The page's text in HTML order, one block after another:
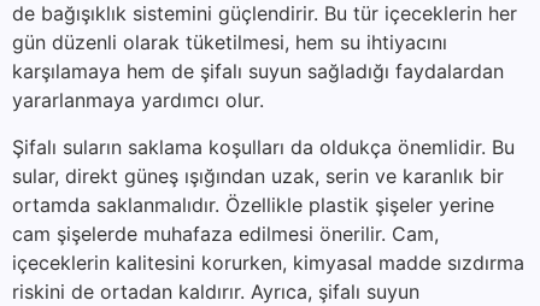
de bağışıklık sistemini güçlendirir. Bu tür içeceklerin her
gün düzenli olarak tüketilmesi, hem su ihtiyacını
karşılamaya hem de şifalı suyun sağladığı faydalardan
yararlanmaya yardımcı olur.
Şifalı suların saklama koşulları da oldukça önemlidir. Bu
sular, direkt güneş ışığından uzak, serin ve karanlık bir
ortamda saklanmalıdır. Özellikle plastik şişeler yerine
cam şişelerde muhafaza edilmesi önerilir. Cam,
içeceklerin kalitesini korurken, kimyasal madde sızdırma
riskini de ortadan kaldırır. Ayrıca, şifalı suyun